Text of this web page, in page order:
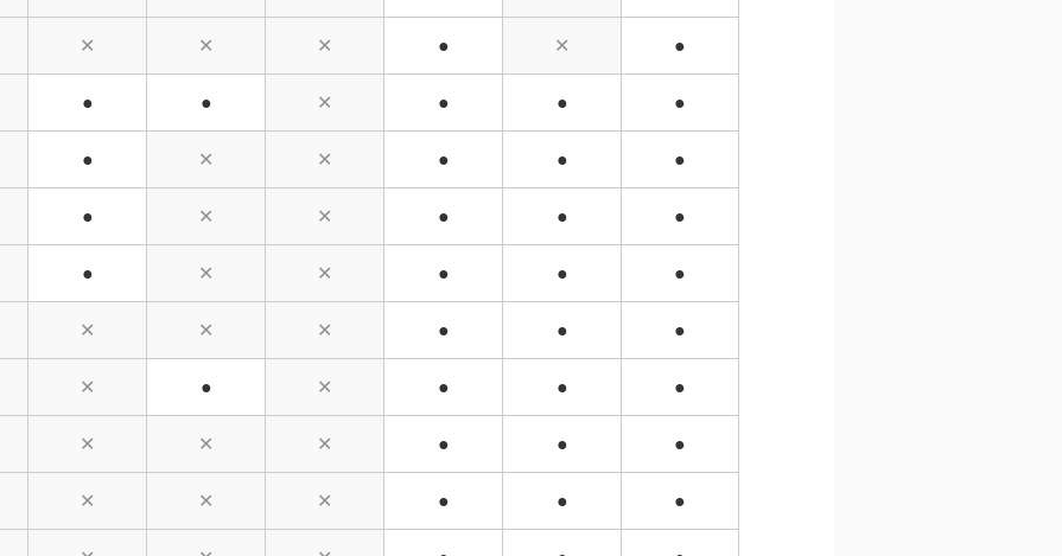
✕ ✕ ✕ ● ✕ ●
● ● ✕ ● ● ●
● ✕ ✕ ● ● ●
● ✕ ✕ ● ● ●
● ✕ ✕ ● ● ●
✕ ✕ ✕ ● ● ●
✕ ● ✕ ● ● ●
✕ ✕ ✕ ● ● ●
✕ ✕ ✕ ● ● ●